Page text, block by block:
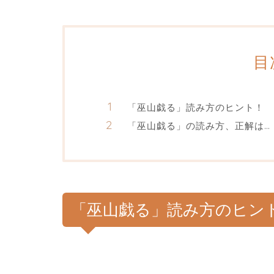
目
「巫山戯る」読み方のヒント！
「巫山戯る」の読み方、正解は…
「巫山戯る」読み方のヒン